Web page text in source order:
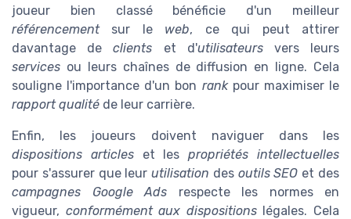
joueur bien classé bénéficie d'un meilleur
référencementsur le web, ce qui peut attirer
davantage declients et d'utilisateursvers leurs
services ou leurs chaînes de diffusion en ligne. Cela
souligne l'importance d'un bon rankpour maximiser le
rapport qualité de leur carrière.
Enfin, les joueurs doivent naviguer dans les
dispositions articleset lespropriétés intellectuelles
pour s'assurer que leurutilisation des outils SEO et des
campagnes Google Ads respecte les normes en
vigueur, conformément aux dispositionslégales. Cela